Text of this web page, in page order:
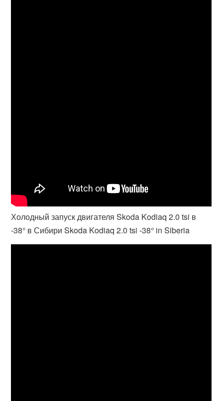
Холодный запуск двигателя Skoda Kodiaq 2.0 tsi в
-38° в Сибири Skoda Kodiaq 2.0 tsi -38° in Siberia